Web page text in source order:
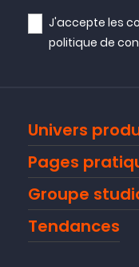
J'accepte les
politique de
Univers
Pages
Groupe
Tendances